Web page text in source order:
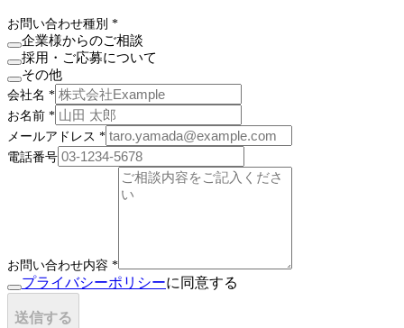
お問い合わせ種別 *
企業様からのご相談
採用・ご応募について
その他
会社名 *
お名前 *
メールアドレス *
電話番号
お問い合わせ内容 *
プライバシーポリシーに同意する
送信する